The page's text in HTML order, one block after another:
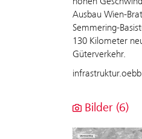
Ausbau Wien-
Semmering-
130 Kilometer
Güterverkehr.
Bilder (6)